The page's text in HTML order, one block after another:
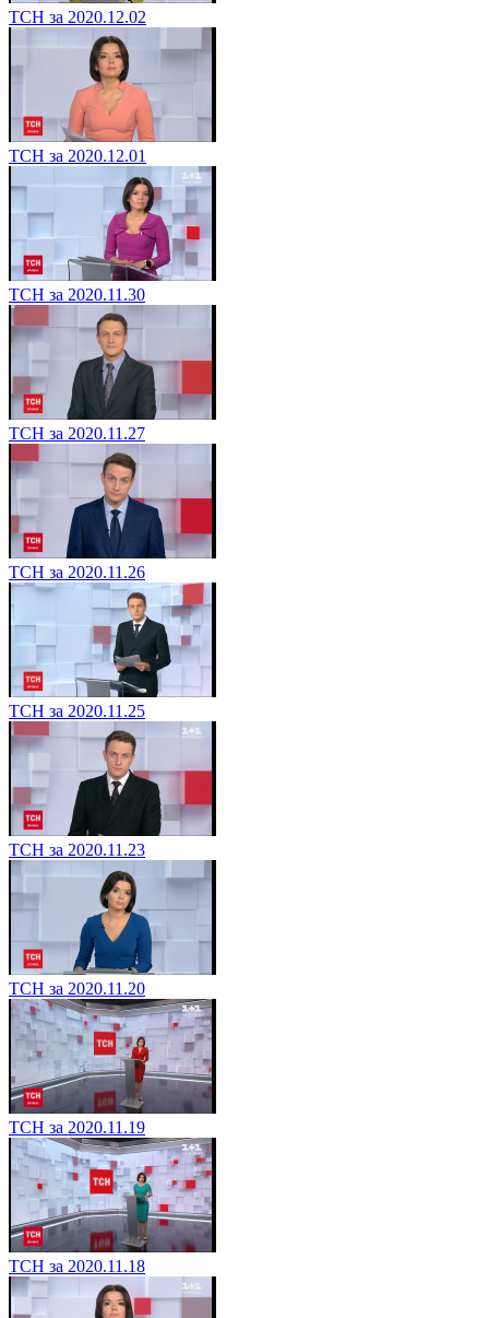
ТСН за 2020.12.02
ТСН за 2020.12.01
ТСН за 2020.11.30
ТСН за 2020.11.27
ТСН за 2020.11.26
ТСН за 2020.11.25
ТСН за 2020.11.23
ТСН за 2020.11.20
ТСН за 2020.11.19
ТСН за 2020.11.18